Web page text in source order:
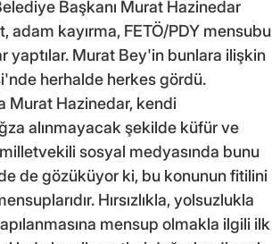
Başkanı Murat Hazinedar
adam kayırma, FETÖ/PDY mensubu
yaptılar. Murat Bey'in bunlara ilişkin
herhalde herkes gördü.
Murat Hazinedar, kendi
alınmayacak şekilde küfür ve
sosyal medyasında bunu
de gözüküyor ki, bu konunun fitilini
Hırsızlıkla, yolsuzlukla
mensup olmakla ilgili ilk